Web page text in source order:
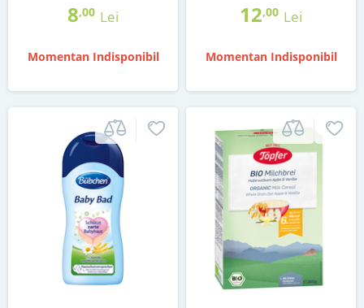
8,00 Lei
Momentan Indisponibil
12,00 Lei
Momentan Indisponibil